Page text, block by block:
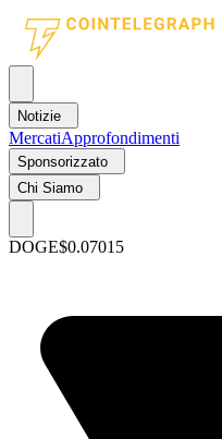
Notizie
MercatiApprofondimenti
Sponsorizzato
Chi Siamo
DOGE$0.07015